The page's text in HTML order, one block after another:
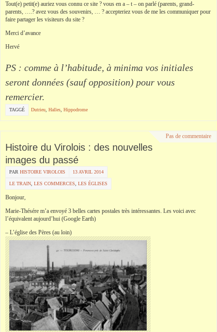
Tout(e) petit(e) auriez vous connu ce site ? vous en a – t – on parlé (parents, grand-
parents, ….? avez vous des souvenirs, … ? accepteriez vous de me les communiquer pour
faire partager les visiteurs du site ?
Merci d’avance
Hervé
PS : comme à l’habitude, à minima vos initiales
seront données (sauf opposition) pour vous
remercier.
TAGGÉ Dutrieu, Halles, Hippodrome
Pas de commentaire
Histoire du Virolois : des nouvelles
images du passé
PAR HISTOIRE VIROLOIS 13 AVRIL 2014
LE TRAIN, LES COMMERCES, LES ÉGLISES
Bonjour,
Marie-Thésére m’a envoyé 3 belles cartes postales très intéressantes. Les voici avec
l’équivalent aujourd’hui (Google Earth)
– L’église des Pères (au loin)